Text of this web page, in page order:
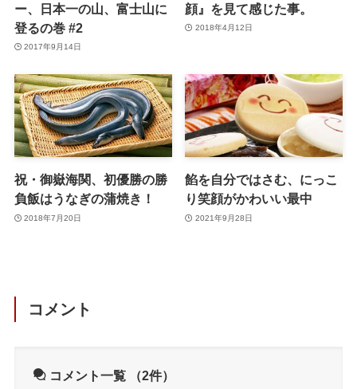
ー、日本一の山、富士山に
登るの巻 #2
2017年9月14日
顔』を見て感じた事。
2018年4月12日
祝・御嶽海関、初優勝の勝
負飯はうなぎの蒲焼き！
2018年7月20日
餡を自分ではさむ、にっこ
り笑顔がかわいい最中
2021年9月28日
コメント
コメント一覧 （2件）